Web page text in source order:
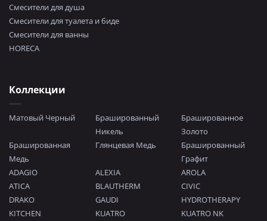
Смесители для душа
Смесители для туалета и биде
Смесители для ванны
HORECA
Коллекции
Матовый Черный
Брашированный
Никель
Брашированное
Золото
Брашированная
Медь
Глянцевая Медь
Брашированный
Графит
ADAGIO
ALEXIA
AROLA
ATICA
BLAUTHERM
CIVIC
DRAKO
GAUDI
HYDROTHERAPY
KITCHEN
KUATRO
KUATRO NK